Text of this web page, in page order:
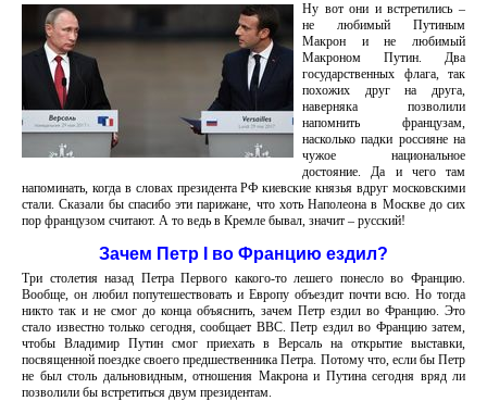
Ну вот они и встретились –
не любимый Путиным
Макрон и не любимый
Макроном Путин. Два
государственных флага, так
похожих друг на друга,
наверняка позволили
напомнить французам,
насколько падки россияне на
чужое национальное
достояние. Да и чего там
напоминать, когда в словах президента РФ киевские князья вдруг московскими
стали. Сказали бы спасибо эти парижане, что хоть Наполеона в Москве до сих
пор французом считают. А то ведь в Кремле бывал, значит – русский!
Зачем Петр І во Францию ездил?
Три столетия назад Петра Первого какого-то лешего понесло во Францию.
Вообще, он любил попутешествовать и Европу объездит почти всю. Но тогда
никто так и не смог до конца объяснить, зачем Петр ездил во Францию. Это
стало известно только сегодня, сообщает ВВС. Петр ездил во Францию затем,
чтобы Владимир Путин смог приехать в Версаль на открытие выставки,
посвященной поездке своего предшественника Петра. Потому что, если бы Петр
не был столь дальновидным, отношения Макрона и Путина сегодня вряд ли
позволили бы встретиться двум президентам.